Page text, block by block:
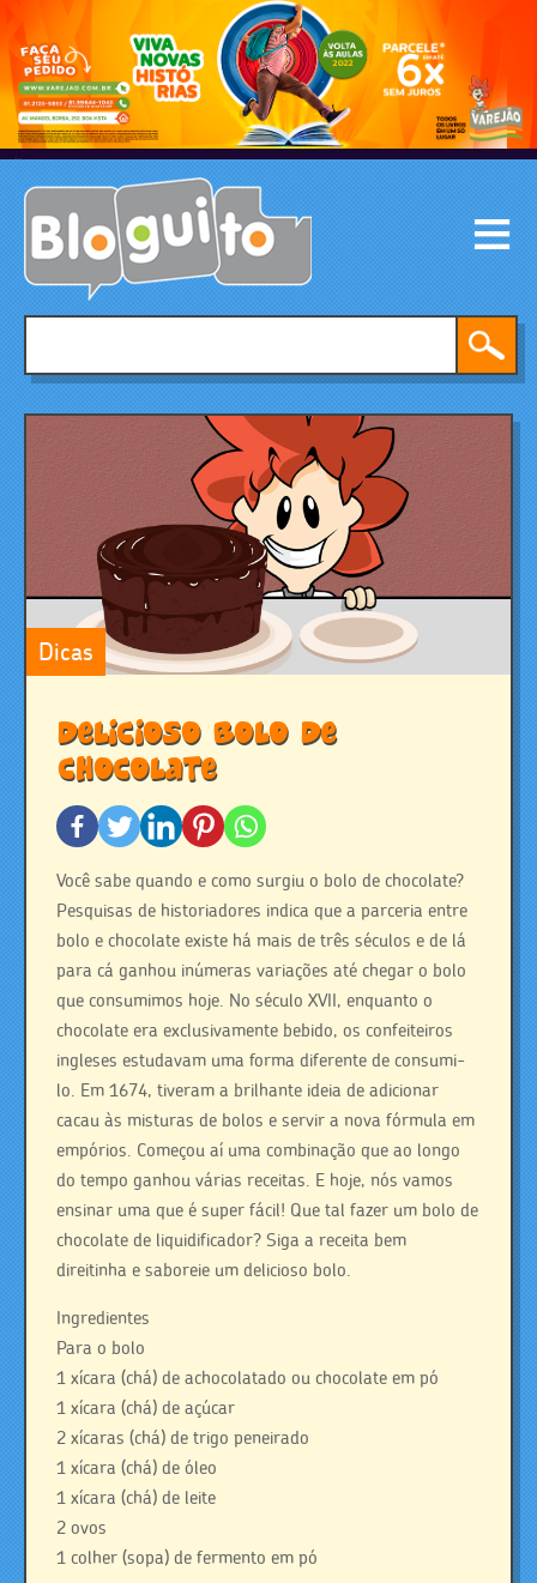
Dicas
Delicioso bolo de
chocolate
Você sabe quando e como surgiu o bolo de chocolate?
Pesquisas de historiadores indica que a parceria entre
bolo e chocolate existe há mais de três séculos e de lá
para cá ganhou inúmeras variações até chegar o bolo
que consumimos hoje. No século XVII, enquanto o
chocolate era exclusivamente bebido, os confeiteiros
ingleses estudavam uma forma diferente de consumi-
lo. Em 1674, tiveram a brilhante ideia de adicionar
cacau às misturas de bolos e servir a nova fórmula em
empórios. Começou aí uma combinação que ao longo
do tempo ganhou várias receitas. E hoje, nós vamos
ensinar uma que é super fácil! Que tal fazer um bolo de
chocolate de liquidificador? Siga a receita bem
direitinha e saboreie um delicioso bolo.
Ingredientes
Para o bolo
1 xícara (chá) de achocolatado ou chocolate em pó
1 xícara (chá) de açúcar
2 xícaras (chá) de trigo peneirado
1 xícara (chá) de óleo
1 xícara (chá) de leite
2 ovos
1 colher (sopa) de fermento em pó